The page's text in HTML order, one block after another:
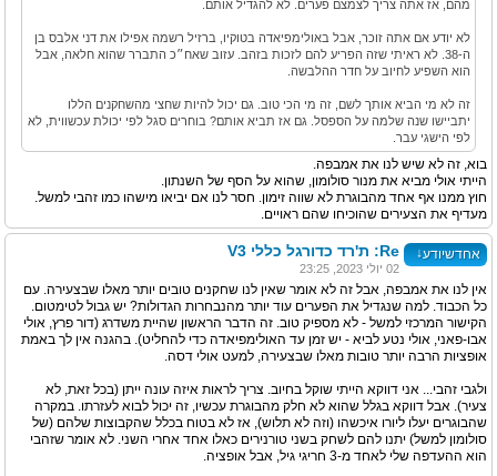
מהם, אז אתה צריך לצמצם פערים. לא להגדיל אותם.
לא יודע אם אתה זוכר, אבל באולימפיאדה בטוקיו, ברזיל רשמה אפילו את דני אלבס בן
ה-38. לא ראיתי שזה הפריע להם לזכות בזהב. עזוב שאח״כ התברר שהוא חלאה, אבל
הוא השפיע לחיוב על חדר ההלבשה.
זה לא מי הביא אותך לשם, זה מי הכי טוב. גם יכול להיות שחצי מהשחקנים הללו
יתביישו שנה שלמה על הספסל. גם אז תביא אותם? בוחרים סגל לפי יכולת עכשווית, לא
לפי הישגי עבר.
בוא, זה לא שיש לנו את אמבפה.
הייתי אולי מביא את מנור סולומון, שהוא על הסף של השנתון.
חוץ ממנו אף אחד מהבוגרת לא שווה זימון. חסר לנו אם יביאו מישהו כמו זהבי למשל.
מעדיף את הצעירים שהוכיחו שהם ראויים.
אחדשיודע↓ Re: ת'רד כדורגל כללי V3
02 יולי 2023, 23:25
אין לנו את אמבפה, אבל זה לא אומר שאין לנו שחקנים טובים יותר מאלו שבצעירה. עם
כל הכבוד. למה שנגדיל את הפערים עוד יותר מהנבחרות הגדולות? יש גבול לטימטום.
הקישור המרכזי למשל - לא מספיק טוב. זה הדבר הראשון שהיית משדרג (דור פרץ, אולי
אבו-פאני, אולי נטע לביא - יש זמן עד האולימפיאדה כדי להחליט). בהגנה אין לך באמת
אופציות הרבה יותר טובות מאלו שבצעירה, למעט אולי דסה.
ולגבי זהבי... אני דווקא הייתי שוקל בחיוב. צריך לראות איזה עונה ייתן (בכל זאת, לא
צעיר). אבל דווקא בגלל שהוא לא חלק מהבוגרת עכשיו, זה יכול לבוא לעזרתו. במקרה
שהבוגרים יעלו ליורו איכשהו (וזה לא תלוש), אז לא בטוח בכלל שהקבוצות שלהם (של
סולומון למשל) יתנו להם לשחק בשני טורנירים כאלו אחד אחרי השני. לא אומר שזהבי
הוא ההעדפה שלי לאחד מ-3 חריגי גיל, אבל אופציה.